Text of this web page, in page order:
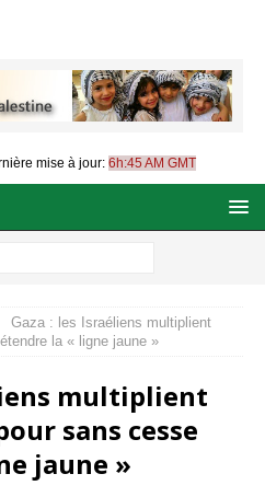
mise à jour: 6h:45 AM GMT
Gaza : les Israéliens multiplient
la « ligne jaune »
multiplient
sans cesse
jaune »